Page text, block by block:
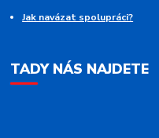
Jak navázat spolupráci?
TADY NÁS NAJDETE